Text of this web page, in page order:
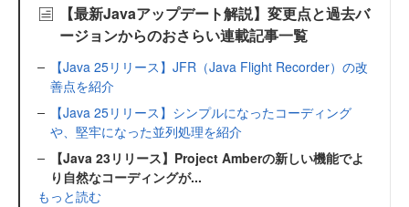
【最新Javaアップデート解説】変更点と過去バ
ージョンからのおさらい連載記事一覧
【Java 25リリース】JFR（Java Flight Recorder）の改
善点を紹介
【Java 25リリース】シンプルになったコーディング
や、堅牢になった並列処理を紹介
【Java 23リリース】Project Amberの新しい機能でよ
り自然なコーディングが...
もっと読む